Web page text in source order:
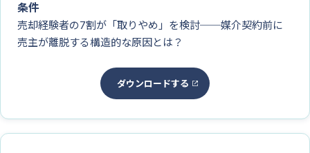
条件
売却経験者の7割が「取りやめ」を検討──媒介契約前に
売主が離脱する構造的な原因とは？
ダウンロードする